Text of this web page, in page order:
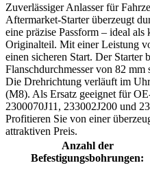
Zuverlässiger Anlasser für
Aftermarket-Starter überzeugt
eine präzise Passform – ideal
Originalteil. Mit einer Leistung
einen sicheren Start. Der Starter
Flanschdurchmesser von 82
Die Drehrichtung verläuft im
(M8). Als Ersatz geeignet für
2300070J11, 233002J200 und
Profitieren Sie von einer
attraktiven Preis.
Anzahl der
Befestigungsbohrungen: